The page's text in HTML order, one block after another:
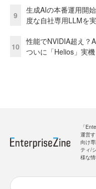
9
生成AIの本番運用開
度な自社専用LLMを
10
性能でNVIDIA超え？
ついに「Helios」実
「
運営
向け
ティ/
様な